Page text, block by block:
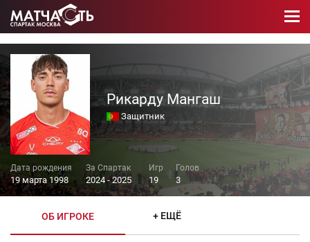
Рикарду Мангаш
Защитник
19 марта 1998 2024 - 2025 19 3
ОБ ИГРОКЕ + ЕЩЁ